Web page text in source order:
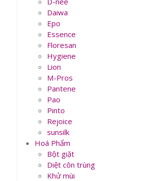
Daiwa
Epo
Essence
Floresan
Hygiene
Lion
M-Pros
Pantene
Pao
Pinto
Rejoice
sunsilk
Hoá Phẩm
Bột giặt
Diệt côn trùng
Khử mùi